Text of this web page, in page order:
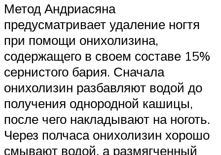
Метод Андриасяна
предусматривает удаление ногтя
при помощи онихолизина,
содержащего в своем составе 15%
сернистого бария. Сначала
онихолизин разбавляют водой до
получения однородной кашицы,
после чего накладывают на ноготь.
Через полчаса онихолизин хорошо
смывают водой, а размягченный